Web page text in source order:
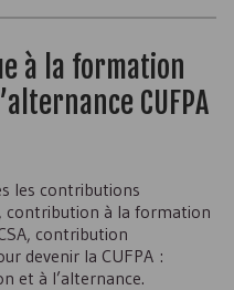
à la formation
CUFPA
les contributions
contribution à la formation
, contribution
devenir la CUFPA :
et à l’alternance.